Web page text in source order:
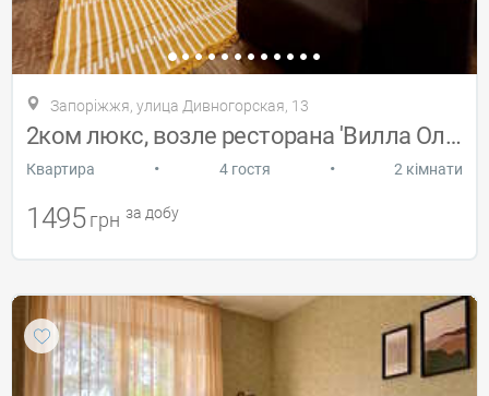
Запоріжжя, улица Дивногорская, 13
2ком люкс, возле ресторана 'Вилла Олива'
Квартира • 4 гостя • 2 кімнати
1495 грн за добу